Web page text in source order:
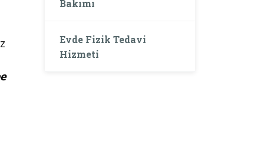
Bakımı
Evde Fizik Tedavi
Hizmeti